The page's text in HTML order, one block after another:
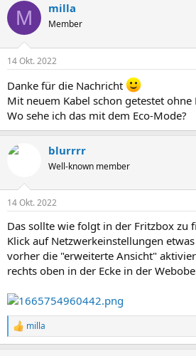
k
i
e
:
M milla
Member
14 Okt. 2022
Danke für die Nachricht
Mit neuem Kabel schon getestet ohne
Wo sehe ich das mit dem Eco-Mode?
blurrrr
Well-known member
14 Okt. 2022
Das sollte wie folgt in der Fritzbox zu
Klick auf Netzwerkeinstellungen
vorher die "erweiterte Ansicht"
rechts oben in der Ecke in der
R
e
milla